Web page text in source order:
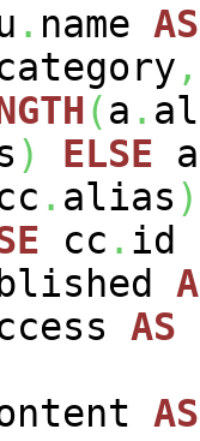
. name AS
,
(a .
) ELSE a
. alias )
cc . id
AS
AS